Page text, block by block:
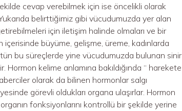
cevap verebilmek için ise öncelikli olarak
belirttiğimiz gibi vücudumuzda yer alan
için iletişim halinde olmaları ve bir
büyüme, gelişme, üreme, kadınlarda
bu süreçlerde yine vücudumuzda bulunan sinir
kelime anlamına bakıldığında “ harekete
olarak da bilinen hormonlar salgı
görevli oldukları organa ulaşırlar. Hormon
fonksiyonlarını kontrollü bir şekilde yerine